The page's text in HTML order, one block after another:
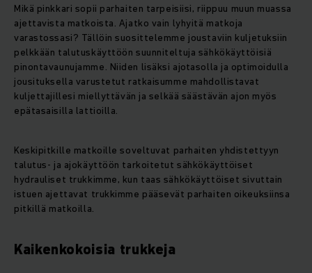
Mikä pinkkari sopii parhaiten tarpeisiisi, riippuu muun muassa
ajettavista matkoista. Ajatko vain lyhyitä matkoja
varastossasi? Tällöin suosittelemme joustaviin kuljetuksiin
pelkkään talutuskäyttöön suunniteltuja sähkökäyttöisiä
pinontavaunujamme. Niiden lisäksi ajotasolla ja optimoidulla
jousituksella varustetut ratkaisumme mahdollistavat
kuljettajillesi miellyttävän ja selkää säästävän ajon myös
epätasaisilla lattioilla.
Keskipitkille matkoille soveltuvat parhaiten yhdistettyyn
talutus- ja ajokäyttöön tarkoitetut sähkökäyttöiset
hydrauliset trukkimme, kun taas sähkökäyttöiset sivuttain
istuen ajettavat trukkimme pääsevät parhaiten oikeuksiinsa
pitkillä matkoilla.
Kaikenkokoisia trukkeja